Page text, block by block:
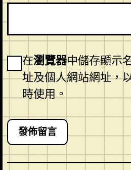
在瀏覽器中儲存顯示
址及個人網站網址，
時使用。